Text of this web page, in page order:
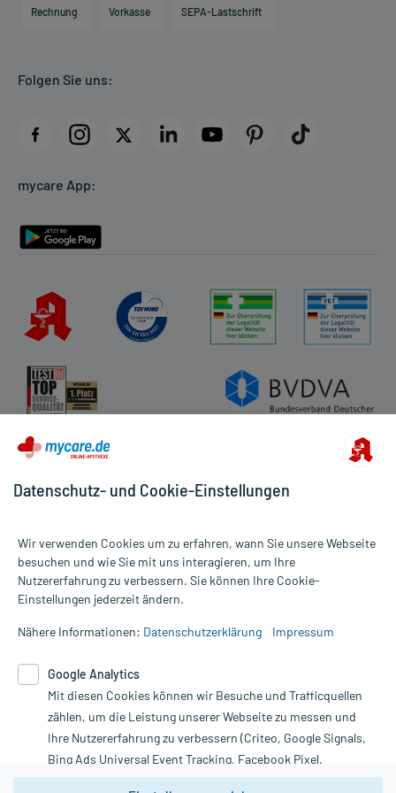
Direktabrechnung PKV
AGB
Datenschutz
Rückgabe/Widerruf
Rechnung Vorkasse SEPA-Lastschrift
Folgen Sie uns:
mycare App:
Alle Preise gelten inkl. MwSt., ggf. zzgl. Versandkosten
Informationen auf dieser Website werden ausschließlich für
die Untersuchung und Behandlung durch einen Arzt. Bitte
Therapien eingeleitet werden können. | Diese Webseite benutzt
Google Analytics. Lesen Sie bitte dazu die wichtigen Hinweise in
unserer Datenschutzerklärung. Für den Widerruf einer Bestellung
nutzen Sie das Formular:
Vertrag widerrufen
Datenschutz- und Cookie-Einstellungen
Wir verwenden Cookies um zu erfahren, wann Sie unsere Webseite
besuchen und wie Sie mit uns interagieren, um Ihre
Nutzererfahrung zu verbessern. Sie können Ihre Cookie-
Einstellungen jederzeit ändern.
Nähere Informationen: Datenschutzerklärung Impressum
Google Analytics
Mit diesen Cookies können wir Besuche und Trafficquellen
zählen, um die Leistung unserer Webseite zu messen und
Ihre Nutzererfahrung zu verbessern (Criteo, Google Signals,
Bing Ads Universal Event Tracking, Facebook Pixel,
Youtube-Social Plugin).